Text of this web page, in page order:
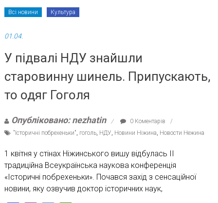
Всі новини Культура
01.04.
У підвалі НДУ знайшли
старовинну шинель. Припускають,
то одяг Гоголя
Опубліковано: nezhatin
0 Коментарів
"Історичні побрехеньки", гоголь, НДУ, Новини Ніжина, Новости Нежина
1 квітня у стінах Ніжинського вишу відбулась II
традиційна Всеукраїнська наукова конференція
«Історичні побрехеньки». Почався захід з сенсаційної
новини, яку озвучив доктор історичних наук,